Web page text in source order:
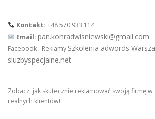
Kontakt: +48 570 933 114
Email: pan.konradwisniewski@gmail.com
Facebook - Reklamy Szkolenia adwords
sluzbyspecjalne.net
Zobacz, jak skutecznie reklamować swoją firmę
realnych klientów!